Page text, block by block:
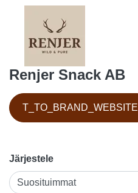
Renjer Snack AB
T_TO_BRAND_WEBSITE
Järjestele